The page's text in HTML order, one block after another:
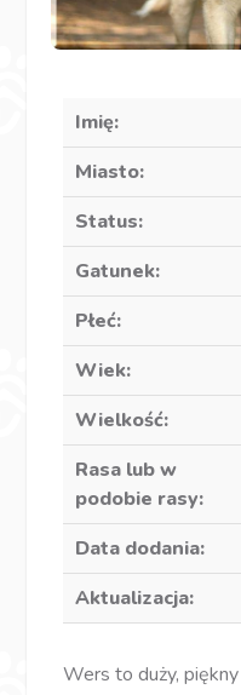
Imię:
Miasto:
Status:
Gatunek:
Płeć:
Wiek:
Wielkość:
Rasa lub w
podobie rasy:
Data dodania:
Aktualizacja:
Wers to duży,